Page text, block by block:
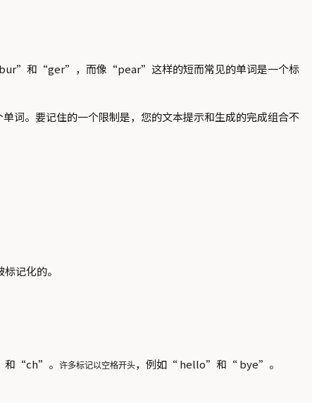
和“ger”，而像“pear”这样的短而常见的单词是一个标
词。要记住的一个限制是，您的文本提示和生成的完成组合不
记化的。
“ch”。 许多标记以空格开头，例如“ hello”和“ bye”。